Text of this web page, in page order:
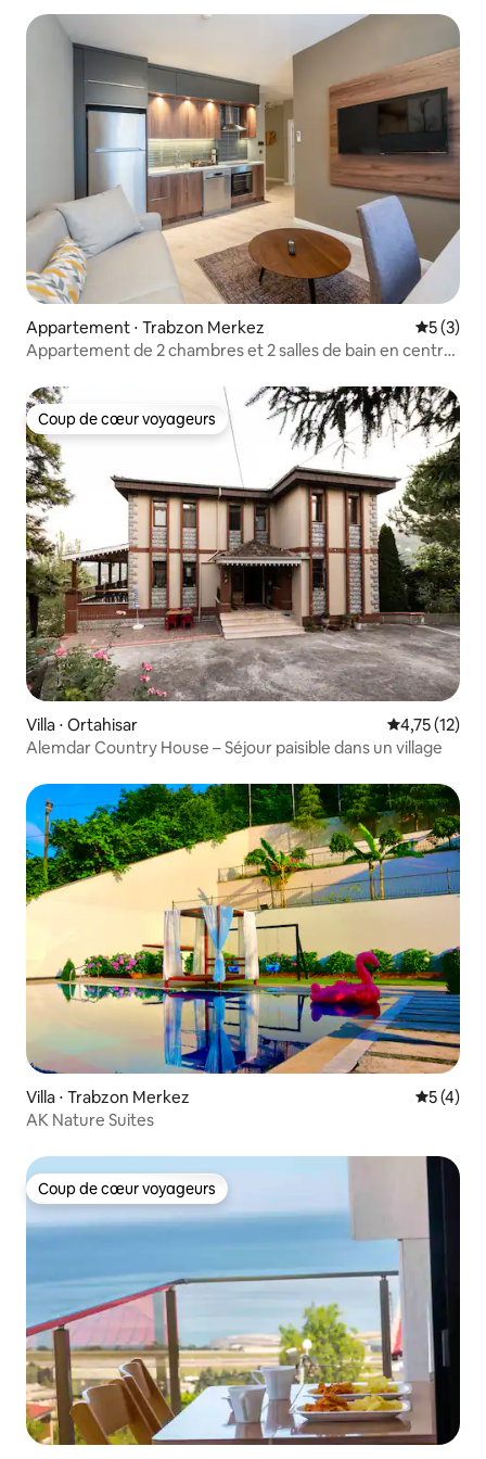
Appartement ⋅ Trabzon Merkez
5 (3)
Appartement de 2 chambres et 2 salles de bain en centre
Coup de cœur voyageurs
Coup de cœur voyageurs
Villa ⋅ Ortahisar Évaluation
4,75 (12)
Alemdar Country House – Séjour paisible dans un village
Villa ⋅ Trabzon Merkez
5 (4)
AK Nature Suites
Coup de cœur voyageurs
Coup de cœur voyageurs